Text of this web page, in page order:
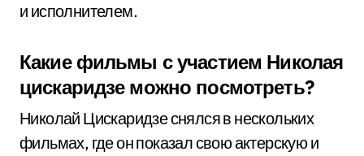
и исполнителем.
Какие фильмы с участием Николая
цискаридзе можно посмотреть?
Николай Цискаридзе снялся в нескольких
фильмах, где он показал свою актерскую и